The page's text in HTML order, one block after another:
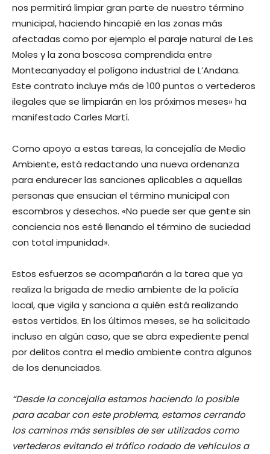
nos permitirá limpiar gran parte de nuestro término
municipal, haciendo hincapié en las zonas más
afectadas como por ejemplo el paraje natural de Les
Moles y la zona boscosa comprendida entre
Montecanyaday el polígono industrial de L’Andana.
Este contrato incluye más de 100 puntos o vertederos
ilegales que se limpiarán en los próximos meses» ha
manifestado Carles Martí.
Como apoyo a estas tareas, la concejalía de Medio
Ambiente, está redactando una nueva ordenanza
para endurecer las sanciones aplicables a aquellas
personas que ensucian el término municipal con
escombros y desechos. «No puede ser que gente sin
conciencia nos esté llenando el término de suciedad
con total impunidad».
Estos esfuerzos se acompañarán a la tarea que ya
realiza la brigada de medio ambiente de la policía
local, que vigila y sanciona a quién está realizando
estos vertidos. En los últimos meses, se ha solicitado
incluso en algún caso, que se abra expediente penal
por delitos contra el medio ambiente contra algunos
de los denunciados.
“Desde la concejalía estamos haciendo lo posible
para acabar con este problema, estamos cerrando
los caminos más sensibles de ser utilizados como
vertederos evitando el tráfico rodado de vehículos a